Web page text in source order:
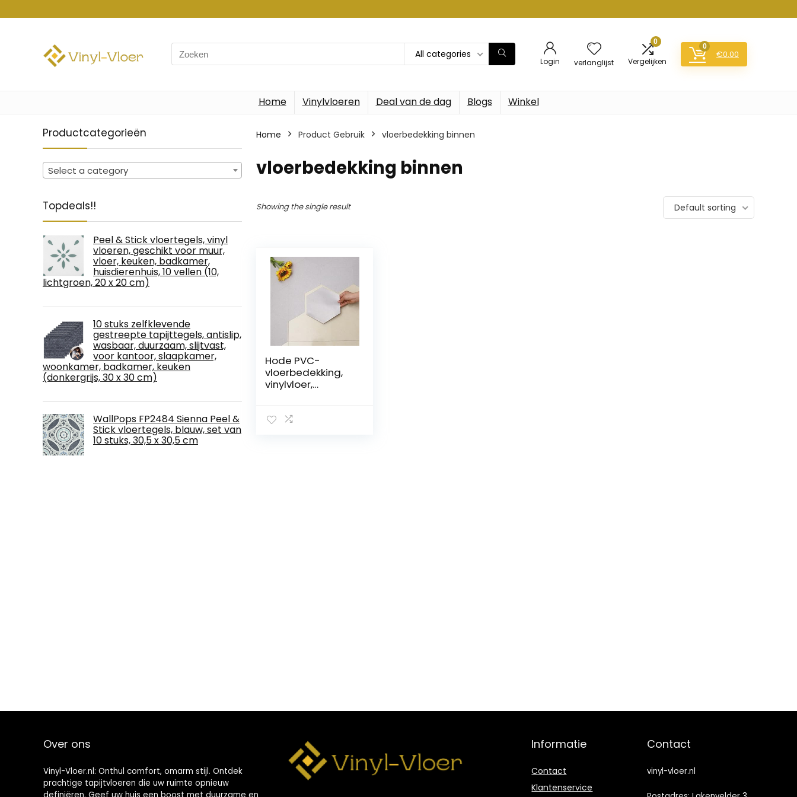
Search
for:
All categories
Login verlanglijst
0
Vergelijken
0
€0.00
Home Vinylvloeren Deal van de dag Blogs Winkel
Productcategorieën
Select a category
Topdeals!!
Peel & Stick vloertegels, vinyl
vloeren, geschikt voor muur,
vloer, keuken, badkamer,
huisdierenhuis, 10 vellen (10,
lichtgroen, 20 x 20 cm)
10 stuks zelfklevende
gestreepte tapijttegels, antislip,
wasbaar, duurzaam, slijtvast,
voor kantoor, slaapkamer,
woonkamer, badkamer, keuken
(donkergrijs, 30 x 30 cm)
WallPops FP2484 Sienna Peel &
Stick vloertegels, blauw, set van
10 stuks, 30,5 x 30,5 cm
Home Product Gebruik ‎vloerbedekking binnen
‎vloerbedekking binnen
Showing the single result Default sorting
Hode PVC-
vloerbedekking,
vinylvloer,
plaktegels, vloer,
Over ons
Vinyl-Vloer.nl: Onthul comfort, omarm stijl. Ontdek
prachtige tapijtvloeren die uw ruimte opnieuw
Informatie
Contact
Klantenservice
Contact
vinyl-vloer.nl